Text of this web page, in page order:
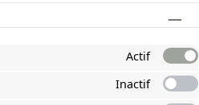
METHODS
Actif
Inactif